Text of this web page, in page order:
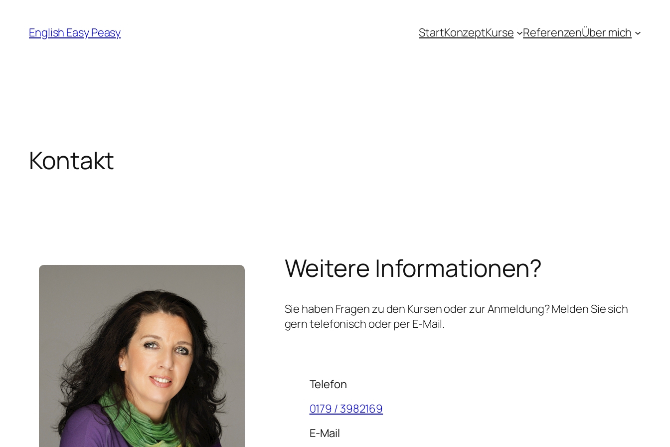
Inhalt
springen
English Easy Peasy StartKonzeptKurse ReferenzenÜber mich
Kontakt
Weitere Informationen?
Sie haben Fragen zu den Kursen oder zur Anmeldung? Melden Sie sich
gern telefonisch oder per E-Mail.
Telefon
0179 / 3982169
E-Mail